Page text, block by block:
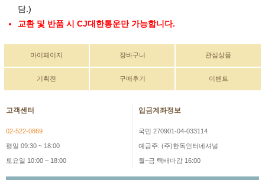
담.)
교환 및 반품 시 CJ대한통운만 가능합니다.
마이페이지 장바구니 관심상품
기획전 구매후기 이벤트
고객센터
02-522-0869
평일 09:30 ~ 18:00
토요일 10:00 ~ 18:00
입금계좌정보
국민 270901-04-033114
예금주: (주)한독인터네셔널
월~금 택배마감 16:00